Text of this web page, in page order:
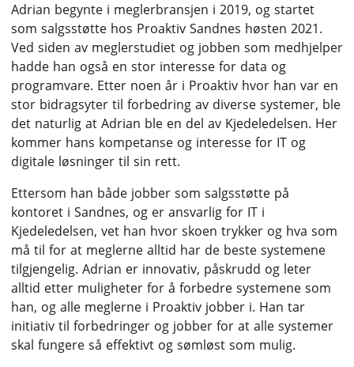
Adrian begynte i meglerbransjen i 2019, og startet
som salgsstøtte hos Proaktiv Sandnes høsten 2021.
Ved siden av meglerstudiet og jobben som medhjelper
hadde han også en stor interesse for data og
programvare. Etter noen år i Proaktiv hvor han var en
stor bidragsyter til forbedring av diverse systemer, ble
det naturlig at Adrian ble en del av Kjedeledelsen. Her
kommer hans kompetanse og interesse for IT og
digitale løsninger til sin rett.
Ettersom han både jobber som salgsstøtte på
kontoret i Sandnes, og er ansvarlig for IT i
Kjedeledelsen, vet han hvor skoen trykker og hva som
må til for at meglerne alltid har de beste systemene
tilgjengelig. Adrian er innovativ, påskrudd og leter
alltid etter muligheter for å forbedre systemene som
han, og alle meglerne i Proaktiv jobber i. Han tar
initiativ til forbedringer og jobber for at alle systemer
skal fungere så effektivt og sømløst som mulig.